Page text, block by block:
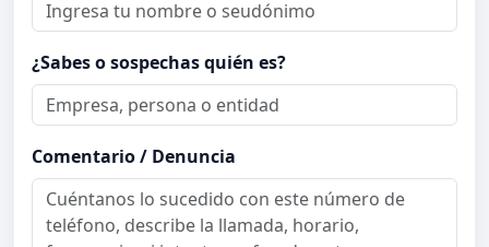
¿Sabes o sospechas quién es?
Comentario / Denuncia